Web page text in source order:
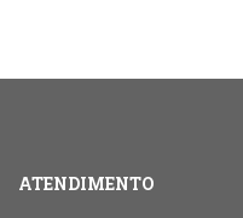
ATENDIMENTO